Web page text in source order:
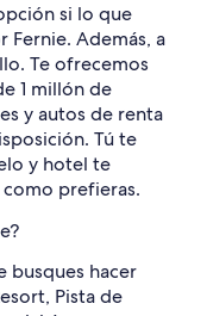
si lo que
Fernie. Además, a
Te ofrecemos
1 millón de
y autos de renta
Tú te
y hotel te
prefieras.
busques hacer
Pista de